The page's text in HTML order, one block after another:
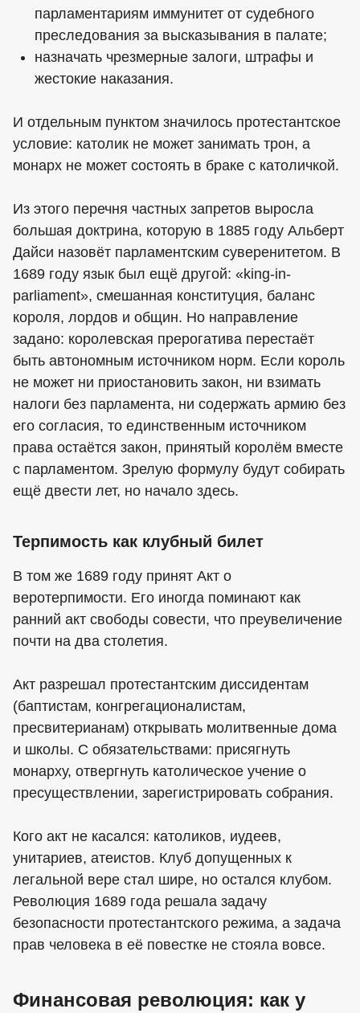
парламентариям иммунитет от судебного
преследования за высказывания в палате;
назначать чрезмерные залоги, штрафы и
жестокие наказания.
И отдельным пунктом значилось протестантское
условие: католик не может занимать трон, а
монарх не может состоять в браке с католичкой.
Из этого перечня частных запретов выросла
большая доктрина, которую в 1885 году Альберт
Дайси назовёт парламентским суверенитетом. В
1689 году язык был ещё другой: «king-in-
parliament», смешанная конституция, баланс
короля, лордов и общин. Но направление
задано: королевская прерогатива перестаёт
быть автономным источником норм. Если король
не может ни приостановить закон, ни взимать
налоги без парламента, ни содержать армию без
его согласия, то единственным источником
права остаётся закон, принятый королём вместе
с парламентом. Зрелую формулу будут собирать
ещё двести лет, но начало здесь.
Терпимость как клубный билет
В том же 1689 году принят Акт о
веротерпимости. Его иногда поминают как
ранний акт свободы совести, что преувеличение
почти на два столетия.
Акт разрешал протестантским диссидентам
(баптистам, конгрегационалистам,
пресвитерианам) открывать молитвенные дома
и школы. С обязательствами: присягнуть
монарху, отвергнуть католическое учение о
пресуществлении, зарегистрировать собрания.
Кого акт не касался: католиков, иудеев,
унитариев, атеистов. Клуб допущенных к
легальной вере стал шире, но остался клубом.
Революция 1689 года решала задачу
безопасности протестантского режима, а задача
прав человека в её повестке не стояла вовсе.
Финансовая революция: как у